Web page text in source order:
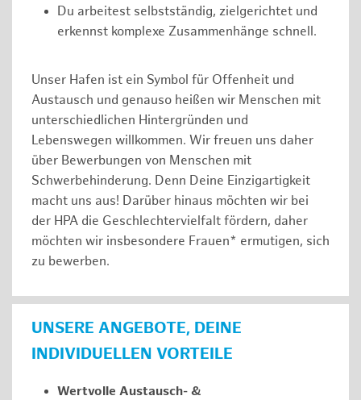
Du arbeitest selbstständig, zielgerichtet und
erkennst komplexe Zusammenhänge schnell.
Unser Hafen ist ein Symbol für Offenheit und
Austausch und genauso heißen wir Menschen mit
unterschiedlichen Hintergründen und
Lebenswegen willkommen. Wir freuen uns daher
über Bewerbungen von Menschen mit
Schwerbehinderung. Denn Deine Einzigartigkeit
macht uns aus! Darüber hinaus möchten wir bei
der HPA die Geschlechtervielfalt fördern, daher
möchten wir insbesondere Frauen* ermutigen, sich
zu bewerben.
UNSERE ANGEBOTE, DEINE
INDIVIDUELLEN VORTEILE
Wertvolle Austausch- &